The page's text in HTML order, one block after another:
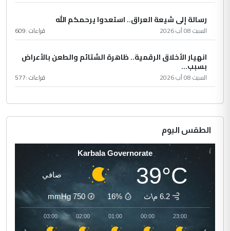
رسالة إلى شيعة العراق.. استعدوا يرحمكم الله
السبت 08 آب 2026 قراءات :609
انهيار الأخلاق الرقمية.. ظاهرة الشتائم والطعن بالأعراض
بسبب...
السبت 08 آب 2026 قراءات :577
الطقس اليوم
Karbala Governorate
39°C صافي
6.2 م\ث 16%
750
mmHg
23:00
00:00
01:00
02:00
03:00